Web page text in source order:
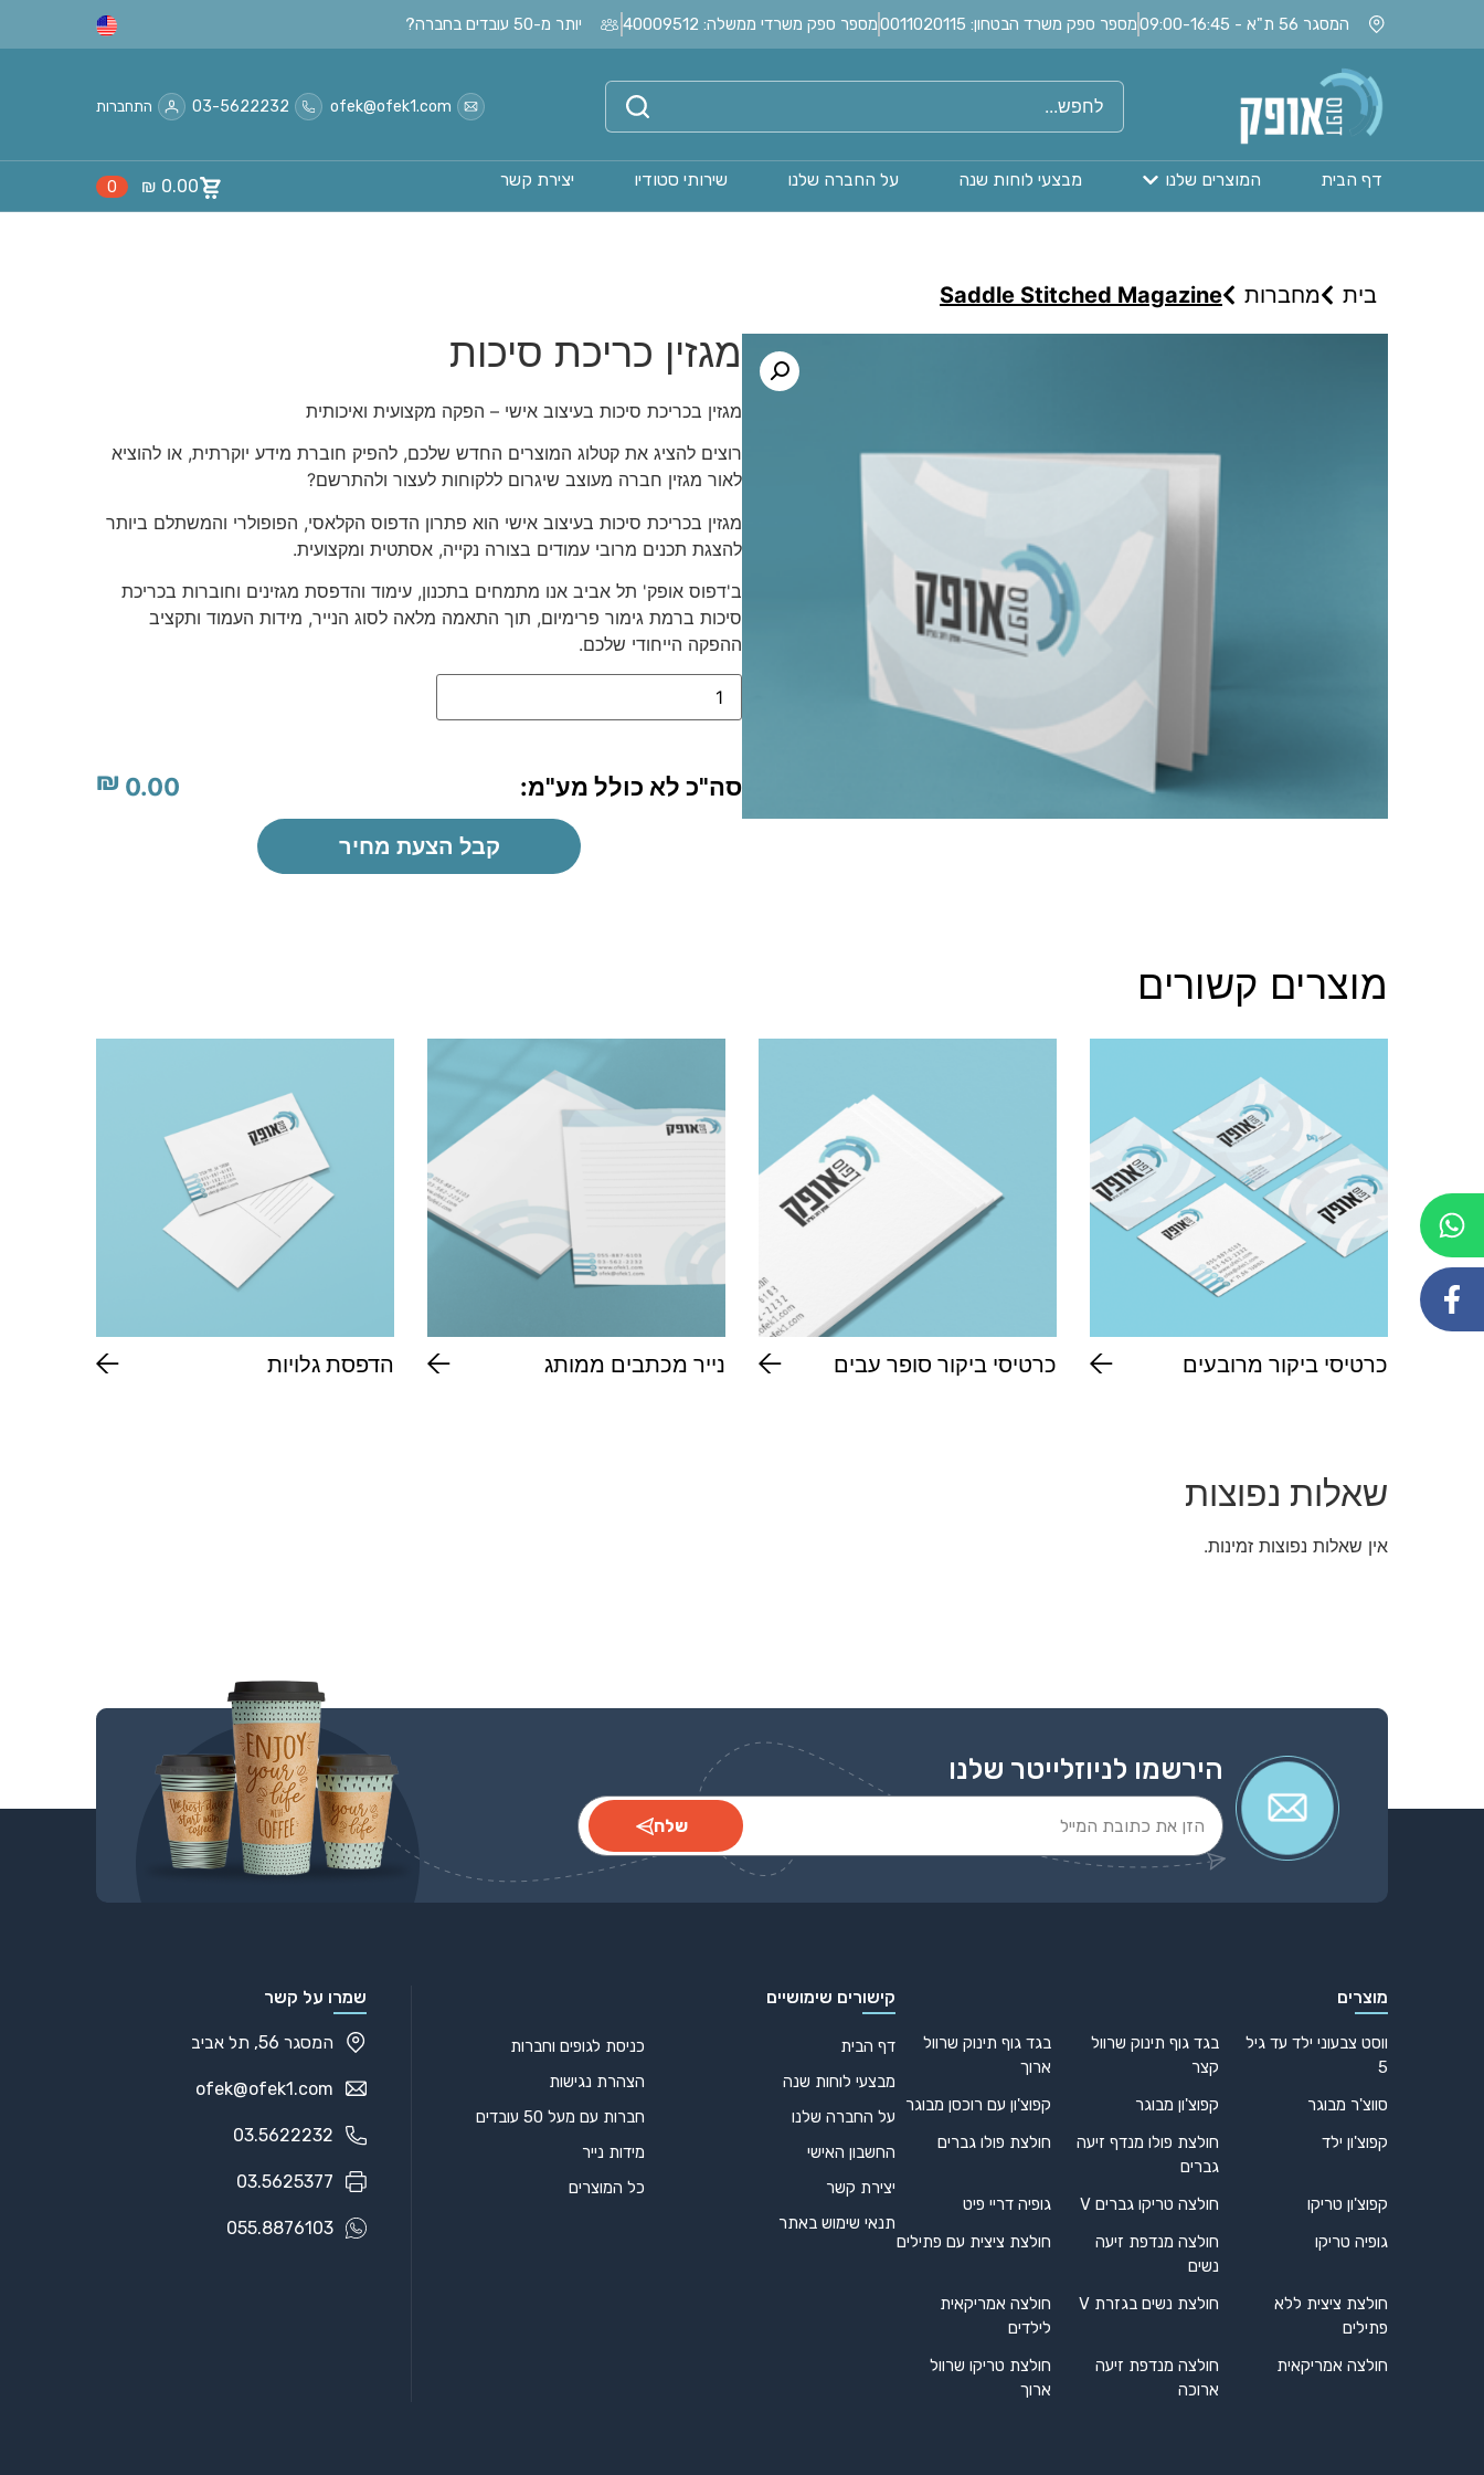
המסגר 56 ת"א - 09:00-16:45 מספר ספק משרד הבטחון: 0011020115 מספר ספק משרדי ממשלה: 40009512 יותר מ-50 עובדים בחברה?
ofek@ofek1.com
03-5622232 התחברות
דף הבית המוצרים שלנו מבצעי לוחות שנה על החברה שלנו שירותי סטודיו יצירת קשר ₪ 0.00
0
בית מחברות Saddle Stitched Magazine
מגזין כריכת סיכות
מגזין בכריכת סיכות בעיצוב אישי – הפקה מקצועית ואיכותית
רוצים להציג את קטלוג המוצרים החדש שלכם, להפיק חוברת מידע יוקרתית, או להוציא
לאור מגזין חברה מעוצב שיגרום ללקוחות לעצור ולהתרשם?
מגזין בכריכת סיכות בעיצוב אישי הוא פתרון הדפוס הקלאסי, הפופולרי והמשתלם ביותר
להצגת תכנים מרובי עמודים בצורה נקייה, אסתטית ומקצועית.
ב'דפוס אופק' תל אביב אנו מתמחים בתכנון, עימוד והדפסת מגזינים וחוברות בכריכת
סיכות ברמת גימור פרימיום, תוך התאמה מלאה לסוג הנייר, מידות העמוד ותקציב
ההפקה הייחודי שלכם.
סה"כ לא כולל מע"מ: ₪ 0.00
קבל הצעת מחיר
מוצרים קשורים
כרטיסי ביקור מרובעים כרטיסי ביקור סופר עבים נייר מכתבים ממותג הדפסת גלויות
שאלות נפוצות
אין שאלות נפוצות זמינות.
הירשמו לניוזלייטר שלנו
שלח
Alternative:
מוצרים
ווסט צבעוני ילד עד גיל
5
בגד גוף תינוק שרוול
קצר
בגד גוף תינוק שרוול
ארוך
סווצ'ר מבוגר
קפוצ'ון מבוגר
קפוצ'ון עם רוכסן מבוגר
קפוצ'ון ילד
חולצת פולו מנדף זיעה
גברים
חולצת פולו גברים
קפוצ'ון טריקו חולצה טריקו גברים V
גופיה דריי פיט
גופיה טריקו
חולצה מנדפת זיעה
נשים
חולצת ציצית עם פתילים
חולצת ציצית ללא
פתילים
חולצת נשים בגזרת V
חולצה אמריקאית
לילדים
חולצה אמריקאית
חולצה מנדפת זיעה
ארוכה
חולצת טריקו שרוול
ארוך
קישורים שימושיים
דף הבית
מבצעי לוחות שנה
על החברה שלנו
החשבון האישי
יצירת קשר
תנאי שימוש באתר
כניסת לגופים וחברות
הצהרת נגישות
חברות עם מעל 50 עובדים
מידות נייר
כל המוצרים
שמרו על קשר
המסגר 56, תל אביב
ofek@ofek1.com
03.5622232
03.5625377
055.8876103